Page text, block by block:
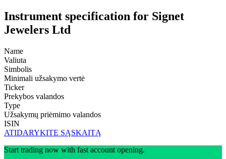
Instrument specification for Signet
Jewelers Ltd
Name
Valiuta
Simbolis
Minimali užsakymo vertė
Ticker
Prekybos valandos
Type
Užsakymų priėmimo valandos
ISIN
ATIDARYKITE SĄSKAITĄ
Start trading now with fast account opening.